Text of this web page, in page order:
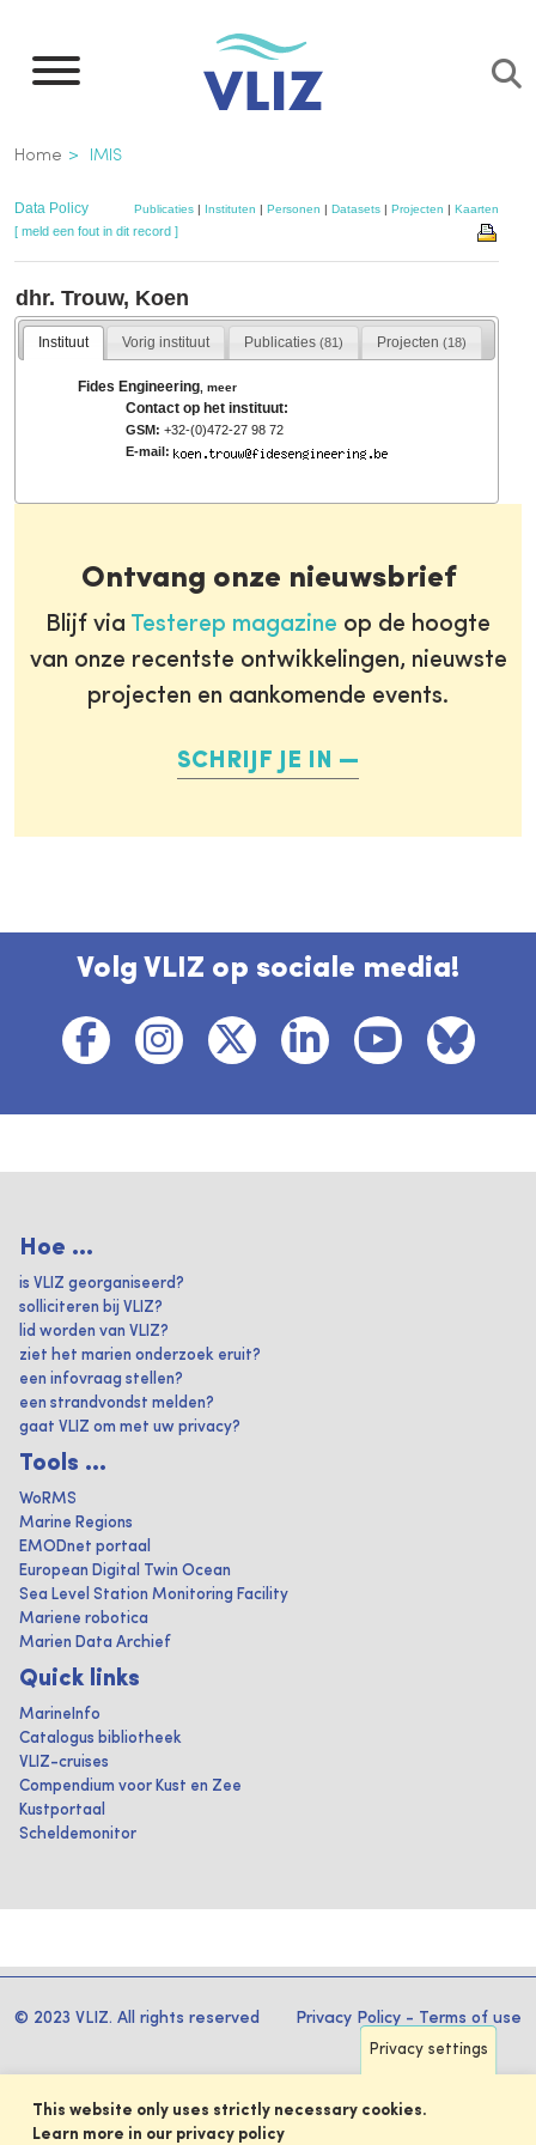
naar
inhoud
gaan
Kruimelpad
Home IMIS
Data Policy Publicaties | Instituten | Personen | Datasets | Projecten | Kaarten
[ meld een fout in dit record ]
dhr. Trouw, Koen
Instituut Vorig instituut Publicaties (81) Projecten (18)
Fides Engineering ,meer
Contact op het instituut:
GSM: +32-(0)472-27 98 72
E-mail:
Ontvang onze nieuwsbrief
Blijf via Testerep magazine op de hoogte
van onze recentste ontwikkelingen, nieuwste
projecten en aankomende events.
SCHRIJF JE IN
Volg VLIZ op sociale media!
Hoe ...
is VLIZ georganiseerd?
solliciteren bij VLIZ?
lid worden van VLIZ?
ziet het marien onderzoek eruit?
een infovraag stellen?
een strandvondst melden?
gaat VLIZ om met uw privacy?
Tools ...
WoRMS
Marine Regions
EMODnet portaal
European Digital Twin Ocean
Sea Level Station Monitoring Facility
Mariene robotica
Marien Data Archief
Quick links
MarineInfo
Catalogus bibliotheek
VLIZ-cruises
Compendium voor Kust en Zee
Kustportaal
Scheldemonitor
© 2023 VLIZ. All rights reserved Privacy Policy - Terms of use
Privacy settings
This website only uses strictly necessary cookies.
Learn more in our privacy policy